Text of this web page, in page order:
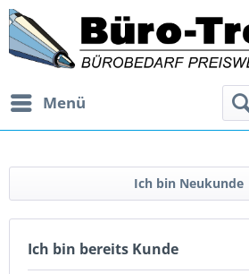
Menü
Ich bin Neukunde
Ich bin bereits Kunde